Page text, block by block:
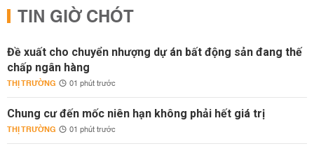
TIN GIỜ CHÓT
Đề xuất cho chuyển nhượng dự án bất động sản đang thế
chấp ngân hàng
THỊ TRƯỜNG 01 phút trước
Chung cư đến mốc niên hạn không phải hết giá trị
THỊ TRƯỜNG 01 phút trước